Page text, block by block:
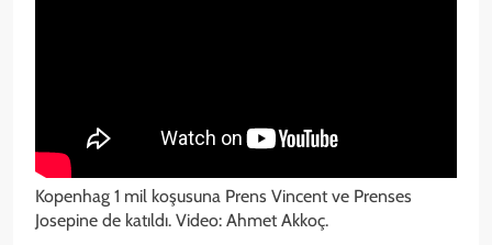
Kopenhag 1 mil koşusuna Prens Vincent ve Prenses
Josepine de katıldı. Video: Ahmet Akkoç.